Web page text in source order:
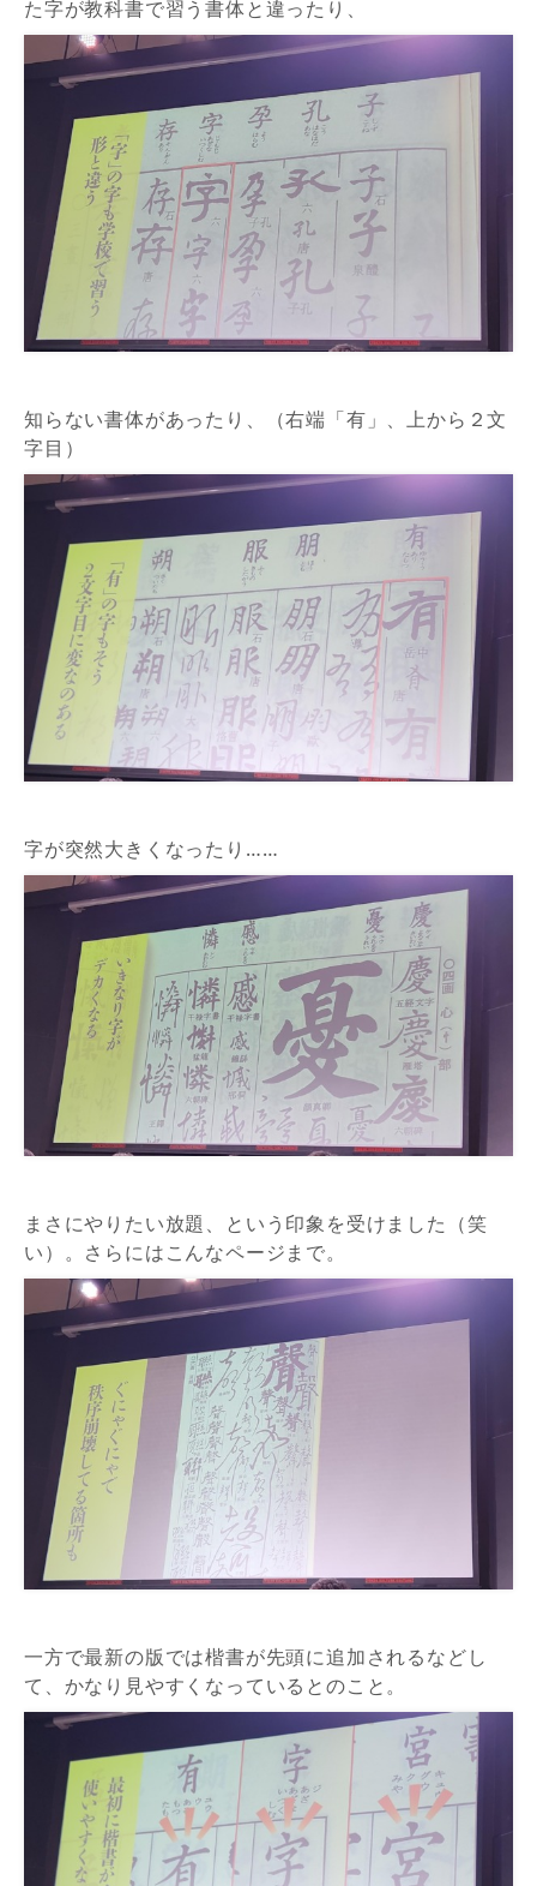
た字が教科書で習う書体と違ったり、
知らない書体があったり、（右端「有」、上から２文
字目）
字が突然大きくなったり……
まさにやりたい放題、という印象を受けました（笑
い）。さらにはこんなページまで。
一方で最新の版では楷書が先頭に追加されるなどし
て、かなり見やすくなっているとのこと。